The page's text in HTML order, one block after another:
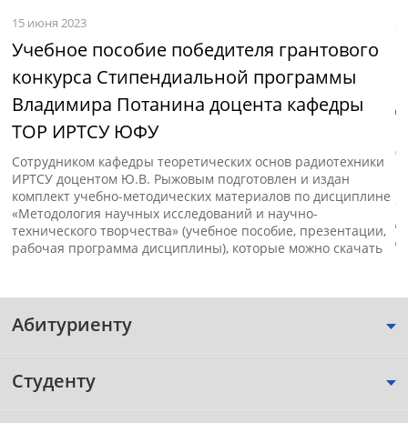
15 июня 2023
Учебное пособие победителя грантового
конкурса Стипендиальной программы
Владимира Потанина доцента кафедры
ТОР ИРТСУ ЮФУ
Сотрудником кафедры теоретических основ радиотехники
ИРТСУ доцентом Ю.В. Рыжовым подготовлен и издан
комплект учебно-методических материалов по дисциплине
«Методология научных исследований и научно-
технического творчества» (учебное пособие, презентации,
рабочая программа дисциплины), которые можно скачать
Абитуриенту
Студенту